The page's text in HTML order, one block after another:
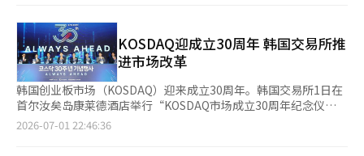
强与主要出口市场的监管合作，支持韩国生物医药产品进一步拓展
海外市场，推动行业保持增长势头。
出口业绩》，去年韩国医药品出口额同比增长12.4%，达104.38亿
美元，首次突破100亿美元；医药品生产总额达33.85万亿韩元
（约合人民币1487.7亿元），同比增长3%，为1998年该项统计启
动以来的最高水平；贸易顺差15.06亿美元，同样创下历史新高。
生物医药产业表现尤为突出。数据显示，去年韩国生物医药产值同
比增长11.2%，达7.02万亿韩元；出口额同比增长17.5%，达76.4
亿美元，双双刷新历史纪录。生物医药出口占韩国医药品出口总额
约73%，已成为韩国生物医药产业最重要的出口品类。 从出口目
KOSDAQ迎成立30周年 韩国交易所推
进市场改革
韩国创业板市场（KOSDAQ）迎来成立30周年。韩国交易所1日在
首尔汝矣岛康莱德酒店举行“KOSDAQ市场成立30周年纪念仪
式”，并发布KOSDAQ市场未来发展路线图及多项制度改革方案，
2026-07-01 22:46:36